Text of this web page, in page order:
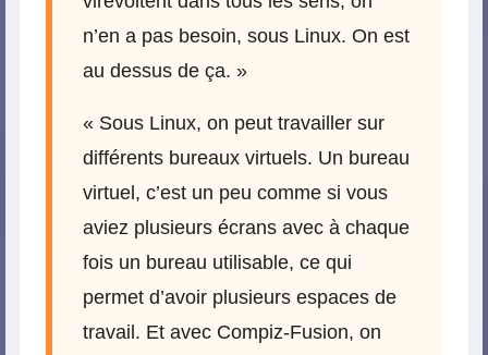
n’en a pas besoin, sous Linux. On est
au dessus de ça. »
« Sous Linux, on peut travailler sur
différents bureaux virtuels. Un bureau
virtuel, c’est un peu comme si vous
aviez plusieurs écrans avec à chaque
fois un bureau utilisable, ce qui
permet d’avoir plusieurs espaces de
travail. Et avec Compiz-Fusion, on